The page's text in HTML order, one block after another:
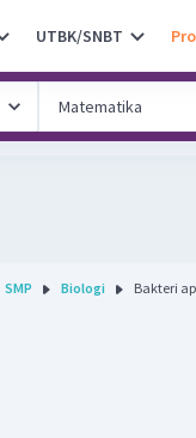
UTBK/SNBT
SMP Biologi Bakteri